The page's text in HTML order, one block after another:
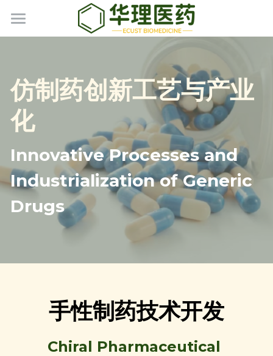
首页
关于我们
公司荣誉
研发实力
核心技术
基于AI的新药研发
仿制药创新工艺与产业化
绿色氟代制药工艺
新药管线
管线介绍
| CBT
产品目录
原料药
含氟砌块
联系我们
仿制药创新工艺与产业
化
Innovative Processes and
Industrialization of Generic
Drugs
手性制药技术开发
Chiral Pharmaceutical